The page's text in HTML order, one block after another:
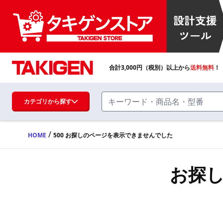
ハンドル・取手・つまみ・周辺機器
FA・A
合計3,000円（税別）以上から送料無料
カテゴリから探す
HOME / 500 お探しのページを表示できませんでした
お探